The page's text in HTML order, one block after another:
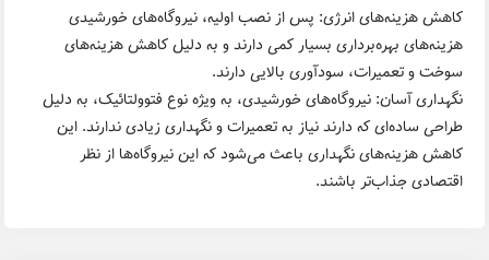
کاهش هزینه‌های انرژی: پس از نصب اولیه، نیروگاه‌های خورشیدی
هزینه‌های بهره‌برداری بسیار کمی دارند و به دلیل کاهش هزینه‌های
سوخت و تعمیرات، سودآوری بالایی دارند.
نگهداری آسان: نیروگاه‌های خورشیدی، به ویژه نوع فتوولتائیک، به دلیل
طراحی ساده‌ای که دارند نیاز به تعمیرات و نگهداری زیادی ندارند. این
کاهش هزینه‌های نگهداری باعث می‌شود که این نیروگاه‌ها از نظر
اقتصادی جذاب‌تر باشند.